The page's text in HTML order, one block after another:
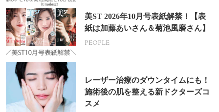
美ST 2026年10月号表紙解禁！【表
紙は加藤あいさん＆菊池風磨さん】
PEOPLE
レーザー治療のダウンタイムにも！
施術後の肌を整える新ドクターズコ
スメ